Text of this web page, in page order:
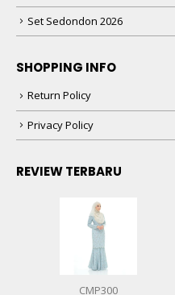
Set Sedondon 2026
SHOPPING INFO
Return Policy
Privacy Policy
REVIEW TERBARU
CMP300